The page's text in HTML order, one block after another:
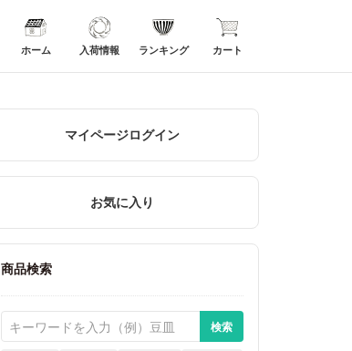
ホーム 入荷情報 ランキング カート
マイページログイン
お気に入り
商品検索